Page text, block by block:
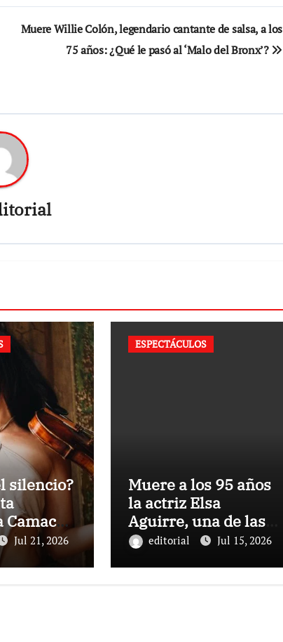
Muere Willie Colón, legendario cantante de salsa, a los
75 años: ¿Qué le pasó al ‘Malo del Bronx’?
silencio?
Camacho
carrera
con
Jul 21, 2026
ESPECTÁCULOS
Muere a los 95 años
la actriz Elsa
Aguirre, una de las
últimas figuras del
editorial Jul 15, 2026